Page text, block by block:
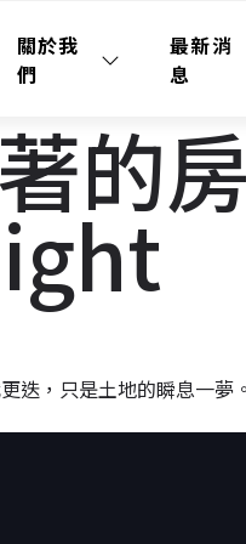
關於我
們
最新消
息
的
迭，只是土地的瞬息一夢。